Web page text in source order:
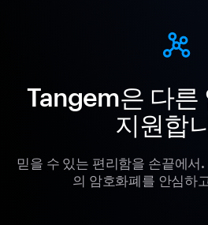
Tangem은 다른
지원합
믿을 수 있는 편리함을 손끝에서
의 암호화폐를 안심하